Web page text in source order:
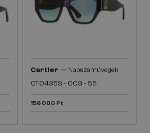
Cartier — Napszemüvegek
CT0435S - 003 - 55
156 000 Ft